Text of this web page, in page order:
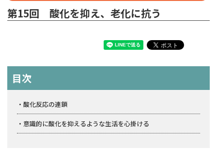
第15回 酸化を抑え、老化に抗う
目次
酸化反応の連鎖
意識的に酸化を抑えるような生活を心掛ける